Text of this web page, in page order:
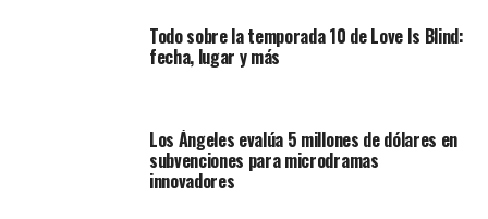
Todo sobre la temporada 10 de Love Is Blind:
fecha, lugar y más
Los Ángeles evalúa 5 millones de dólares en
subvenciones para microdramas
innovadores